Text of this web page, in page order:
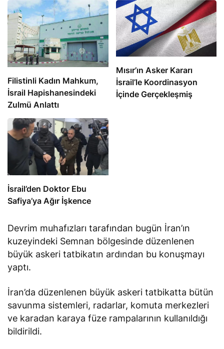
Filistinli Kadın Mahkum,
İsrail Hapishanesindeki
Zulmü Anlattı
Mısır’ın Asker Kararı
İsrail’le Koordinasyon
İçinde Gerçekleşmiş
İsrail’den Doktor Ebu
Safiya’ya Ağır İşkence
Devrim muhafızları tarafından bugün İran’ın
kuzeyindeki Semnan bölgesinde düzenlenen
büyük askeri tatbikatın ardından bu konuşmayı
yaptı.
İran’da düzenlenen büyük askeri tatbikatta bütün
savunma sistemleri, radarlar, komuta merkezleri
ve karadan karaya füze rampalarının kullanıldığı
bildirildi.